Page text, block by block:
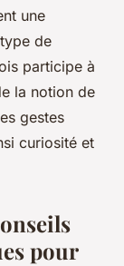
une
de
participe à
la notion de
gestes
curiosité et
pour